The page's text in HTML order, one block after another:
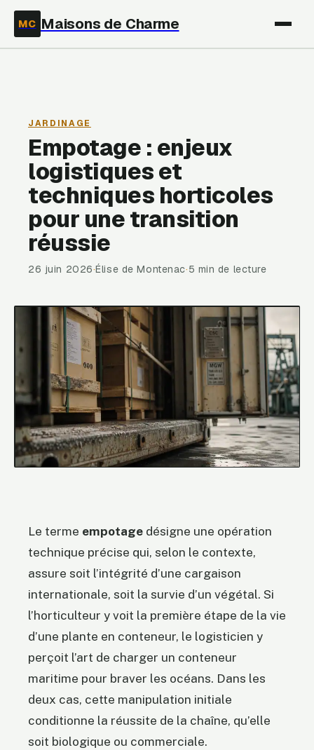
MC Maisons de Charme
JARDINAGE
Empotage : enjeux
logistiques et
techniques horticoles
pour une transition
réussie
26 juin 2026·Élise de Montenac·5 min de lecture
Le terme empotage désigne une opération
technique précise qui, selon le contexte,
assure soit l’intégrité d’une cargaison
internationale, soit la survie d’un végétal. Si
l’horticulteur y voit la première étape de la vie
d’une plante en conteneur, le logisticien y
perçoit l’art de charger un conteneur
maritime pour braver les océans. Dans les
deux cas, cette manipulation initiale
conditionne la réussite de la chaîne, qu’elle
soit biologique ou commerciale.